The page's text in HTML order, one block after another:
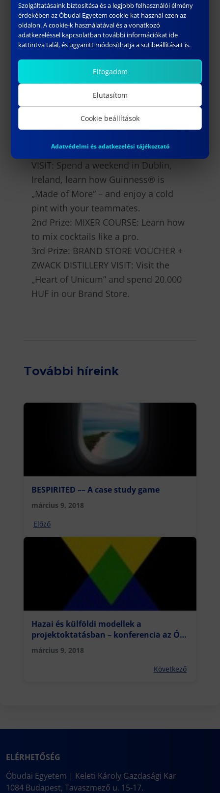
qualify for the semi-final with a case
study, and only the best 10 teams can
participate in the live final in
Budapest.
How can I apply? – Submit your
application on our website until
midnight on 20th March.
http://bespirited.uk/
1st Prize: GUINNESS STOREHOUSE®
VISIT: Spend a weekend in Dublin,
Ireland, learn how Guinness® is
„Made of More” – and enjoy a cold
pint with your teammates.
2nd Prize: MIXER COURSE: Learn how
to mix cocktails like a pro.
3rd Prize: BRAND STORE VOUCHER +
ZWACK DISTILLERY VISIT: Visit the
„Heart of Unicum” and spend 20.000
HUF in our Brand Store.
További híreink
BESPIRITED –– A case study game
március 9, 2018
Előző
Hazai és külföldi modellek a
projektoktatásban – konferencia az ÓE-
március 9, 2018
Következő
ELÉRHETŐSÉG
Óbudai Egyetem | Keleti Károly Gazdasági Kar
1084 Budapest, Tavaszmező u. 15-17.
Szolgáltatásaink biztosítása és a legjobb felhasználói élmény
érdekében az Óbudai Egyetem cookie-kat használ ezen az
oldalon. A cookie-k használatával és a vonatkozó
adatkezeléssel kapcsolatban további információkat ide
kattintva talál, és ugyanitt módosíthatja a sütibeállításait is.
Elfogadom
Elutasítom
Cookie beállítások
Adatvédelmi és adatkezelési tájékoztató